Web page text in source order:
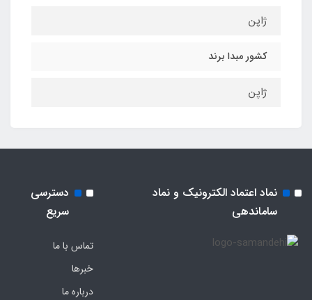
ژاپن
کشور مبدا برند
ژاپن
نماد اعتماد الکترونیک و نماد
ساماندهی
دسترسی
سریع
تماس با ما
خبرها
درباره ما